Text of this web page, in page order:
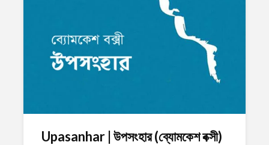
Upasanhar | উপসংহার (ব্যোমকেশ বক্সী)